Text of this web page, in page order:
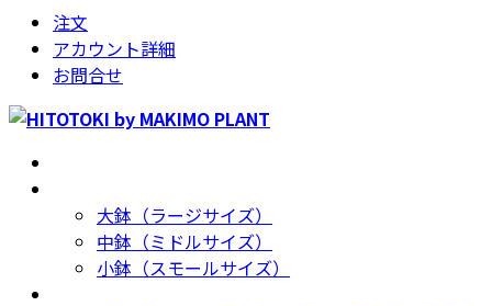
プ
動
注文
アカウント詳細
お問合せ
大鉢（ラージサイズ）
中鉢（ミドルサイズ）
小鉢（スモールサイズ）